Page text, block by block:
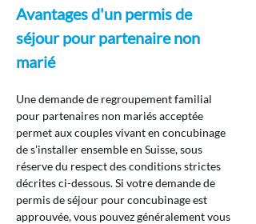
Avantages d'un permis de
séjour pour partenaire non
marié
Une demande de regroupement familial
pour partenaires non mariés acceptée
permet aux couples vivant en concubinage
de s'installer ensemble en Suisse, sous
réserve du respect des conditions strictes
décrites ci-dessous. Si votre demande de
permis de séjour pour concubinage est
approuvée, vous pouvez généralement vous